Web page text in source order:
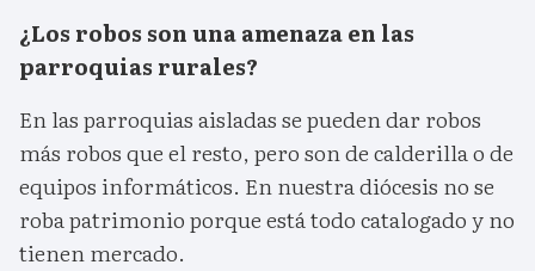
¿Los robos son una amenaza en las
parroquias rurales?
En las parroquias aisladas se pueden dar robos
más robos que el resto, pero son de calderilla o de
equipos informáticos. En nuestra diócesis no se
roba patrimonio porque está todo catalogado y no
tienen mercado.